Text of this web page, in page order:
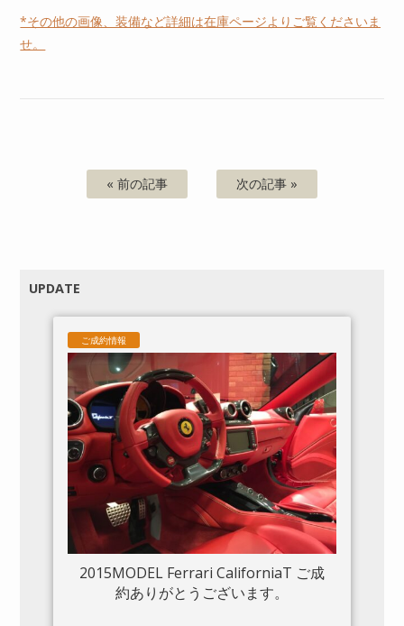
*その他の画像、装備など詳細は在庫ページよりご覧くださいま
せ。
« 前の記事 次の記事 »
UPDATE
ご成約情報
2015MODEL Ferrari CaliforniaT ご成
約ありがとうございます。